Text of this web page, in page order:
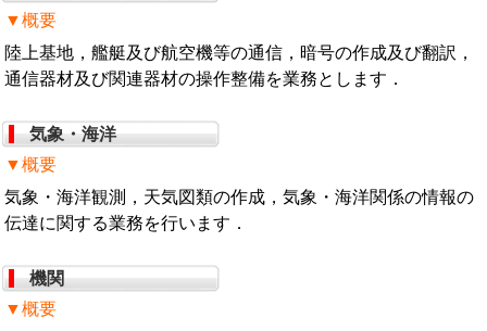
▼概要
陸上基地，艦艇及び航空機等の通信，暗号の作成及び翻訳，
通信器材及び関連器材の操作整備を業務とします．
気象・海洋
▼概要
気象・海洋観測，天気図類の作成，気象・海洋関係の情報の
伝達に関する業務を行います．
機関
▼概要